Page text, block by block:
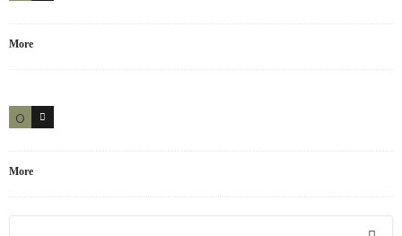
More
0 1
More